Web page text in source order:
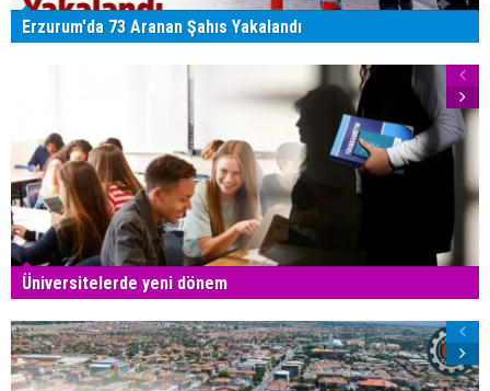
Erzurum'da 73 Aranan Şahıs Yakalandı
Üniversitelerde yeni dönem